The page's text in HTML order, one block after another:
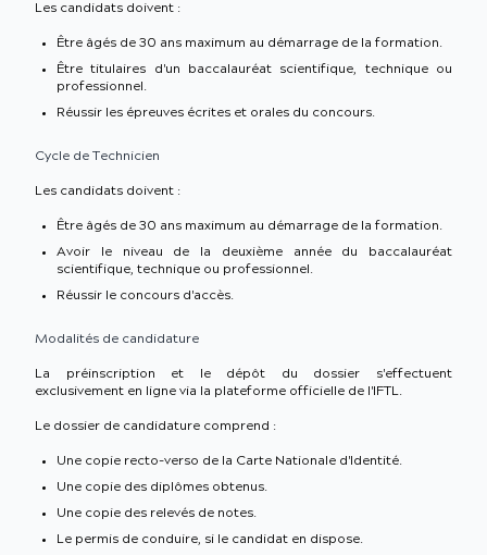
Les candidats doivent :
Être âgés de 30 ans maximum au démarrage de la formation.
Être titulaires d'un baccalauréat scientifique, technique ou
professionnel.
Réussir les épreuves écrites et orales du concours.
Cycle de Technicien
Les candidats doivent :
Être âgés de 30 ans maximum au démarrage de la formation.
Avoir le niveau de la deuxième année du baccalauréat
scientifique, technique ou professionnel.
Réussir le concours d'accès.
Modalités de candidature
La préinscription et le dépôt du dossier s'effectuent
exclusivement en ligne via la plateforme officielle de l'IFTL.
Le dossier de candidature comprend :
Une copie recto-verso de la Carte Nationale d'Identité.
Une copie des diplômes obtenus.
Une copie des relevés de notes.
Le permis de conduire, si le candidat en dispose.